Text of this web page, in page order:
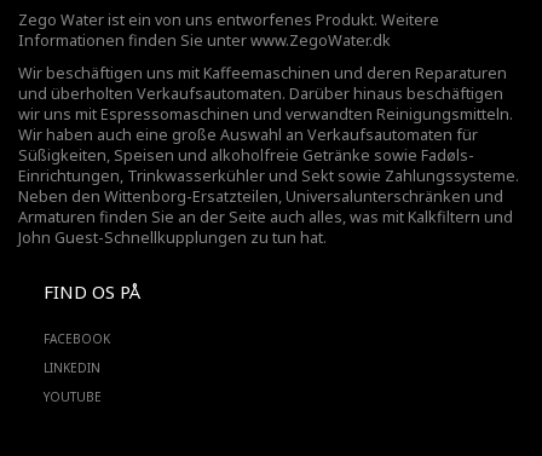
Zego Water ist ein von uns entworfenes Produkt. Weitere
Informationen finden Sie unterwww.ZegoWater.dk
Wir beschäftigen uns mit Kaffeemaschinen und deren Reparaturen
und überholten Verkaufsautomaten. Darüber hinaus beschäftigen
wir uns mit Espressomaschinen und verwandten Reinigungsmitteln.
Wir haben auch eine große Auswahl an Verkaufsautomaten für
Süßigkeiten, Speisen und alkoholfreie Getränke sowie Fadøls-
Einrichtungen, Trinkwasserkühler und Sekt sowie Zahlungssysteme.
Neben den Wittenborg-Ersatzteilen, Universalunterschränken und
Armaturen finden Sie an der Seite auch alles, was mit Kalkfiltern und
John Guest-Schnellkupplungen zu tun hat.
FIND OS PÅ
FACEBOOK
LINKEDIN
YOUTUBE